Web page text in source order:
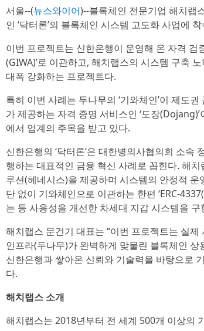
서울--(뉴스와이어)--블록체인 전문기업 해치랩
인 ‘닥터론’의 블록체인 시스템 고도화 사업에
이번 프로젝트는 신한은행이 운영해 온 자격 검
(GIWA)’로 이관하고, 해치랩스의 시스템 구축
대폭 강화하는 프로젝트다.
특히 이번 사례는 두나무의 ‘기와체인’이 제도
가 제공하는 자격 증명 서비스인 ‘도장
에서 업계의 주목을 받고 있다.
신한은행의 ‘닥터론’은 대한병의사협의회 소
행하는 대표적인 금융 혁신 사례로 꼽힌다. 해
루션(헤네시스)을 제공하며 시스템의 안정적
단 없이 기와체인으로 이관하는 한편 ‘ERC-
는 등 사용성을 개선한 차세대 지갑 시스템을 구
해치랩스 문건기 대표는 “이번 프로젝트는 실
인프라(두나무)가 완벽하게 맞물린 블록체인
신한은행과 쌓아온 신뢰와 기술력을 바탕으로
다.
해치랩스 소개
해치랩스는 2018년부터 전 세계 500개 이상의